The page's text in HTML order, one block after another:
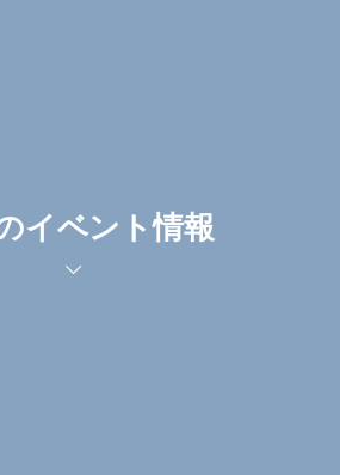
イベント情報